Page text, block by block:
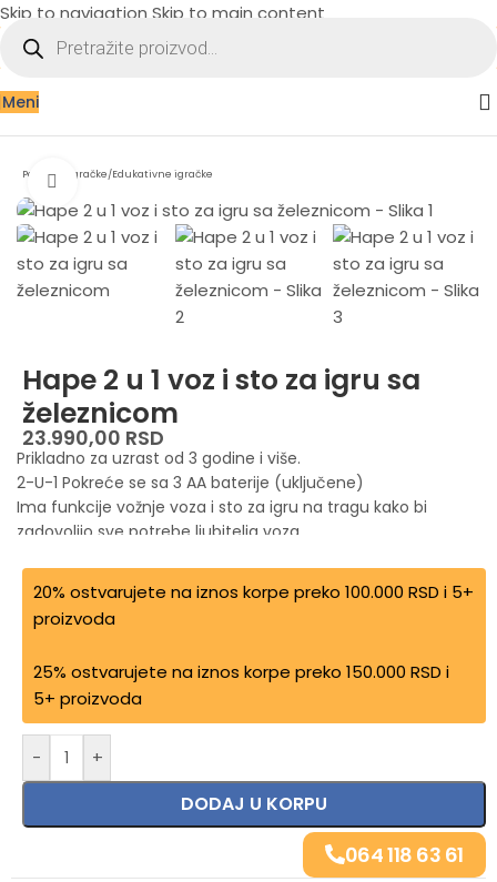
Skip to navigation Skip to main content
Meni
Početna Igračke/Edukativne igračke
Zumiraj sliku
Hape 2 u 1 voz i sto za igru sa
železnicom
23.990,00 RSD
Prikladno za uzrast od 3 godine i više.
2-U-1 Pokreće se sa 3 AA baterije (uključene)
Ima funkcije vožnje voza i sto za igru na tragu kako bi
zadovoljio sve potrebe ljubitelja voza.
20% ostvarujete na iznos korpe preko 100.000 RSD i 5+
proizvoda
25% ostvarujete na iznos korpe preko 150.000 RSD i
5+ proizvoda
- +
DODAJ U KORPU
064 118 63 61